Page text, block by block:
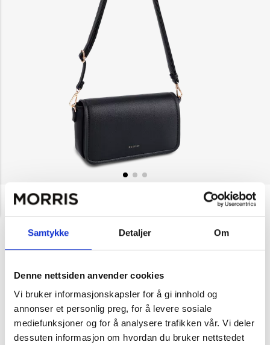
Samtykke Detaljer Om
Denne nettsiden anvender cookies
Vi bruker informasjonskapsler for å gi innhold og
annonser et personlig preg, for å levere sosiale
mediefunksjoner og for å analysere trafikken vår. Vi deler
dessuten informasjon om hvordan du bruker nettstedet
Puccini
Crossbody-veske med
NOK 599
Velg farge
Beige
1